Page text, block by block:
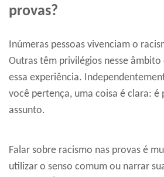
provas?
Inúmeras pessoas vivenciam o
Outras têm privilégios nesse
essa experiência.
você pertença, uma coisa é clara: é
assunto.
Falar sobre racismo nas provas é
utilizar o senso comum ou narrar